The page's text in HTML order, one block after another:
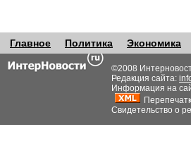
Главное Политика Экономика
©2008
Редакция сайта:
Информация на
Свидетельство о